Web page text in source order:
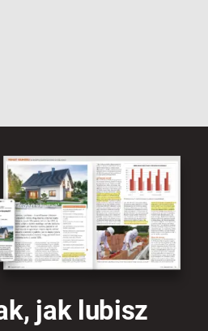
jak lubisz